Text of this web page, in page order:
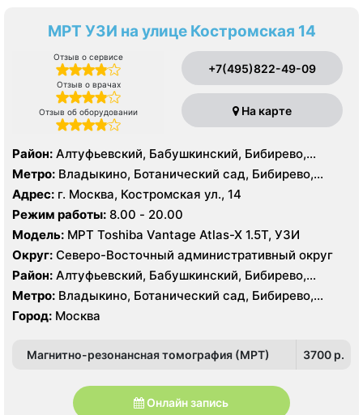
МРТ УЗИ на улице Костромская 14
Отзыв о сервисе
Отзыв о врачах
Отзыв об оборудовании
+7(495)822-49-09
На карте
Район: Алтуфьевский, Бабушкинский, Бибирево,
Лианозово, Лосиноостровский, Марфино, Свиблово,
Северное Медведково, Южное Медведково,
Ярославский
Метро: Владыкино, Ботанический сад, Бибирево,
Алтуфьево, Медведково, Окружная, Отрадное,
Свиблово, Селигерская
Адрес: г. Москва, Костромская ул., 14
Режим работы: 8.00 - 20.00
Модель: МРТ Toshiba Vantage Atlas-X 1.5Т, УЗИ
Округ: Северо-Восточный административный округ
Район: Алтуфьевский, Бабушкинский, Бибирево,
Лианозово, Лосиноостровский, Марфино, Свиблово,
Северное Медведково, Южное Медведково,
Ярославский
Метро: Владыкино, Ботанический сад, Бибирево,
Алтуфьево, Медведково, Окружная, Отрадное,
Свиблово, Селигерская
Город: Москва
Магнитно-резонансная томография (МРТ) 3700 p.
Онлайн запись